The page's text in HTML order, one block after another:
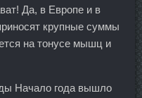
Да, в Европе и в
крупные суммы
на тонусе мышц и
Начало года вышло